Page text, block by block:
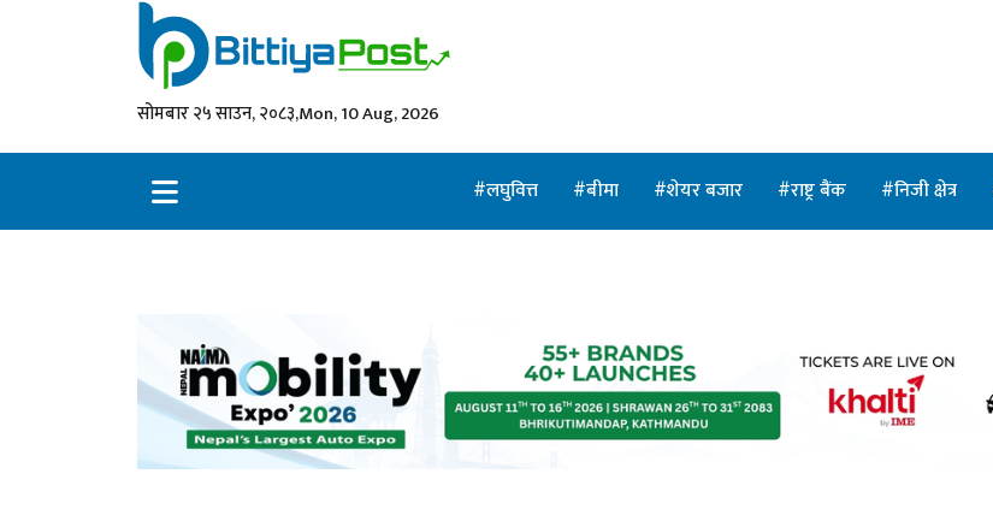
सोमबार २५ साउन, २०८३,Mon, 10 Aug, 2026
लघुवित्त बीमा शेयर बजार राष्ट्र बैंक निजी क्षेत्र